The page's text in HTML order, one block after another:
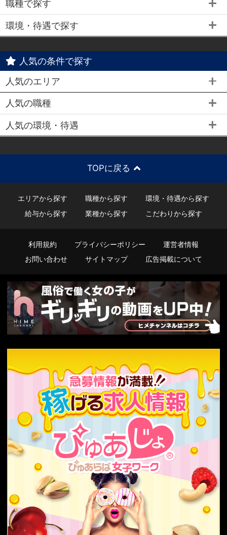
職種で探す
環境・待遇で探す
人気の条件で探す
人気のエリア
人気の職種
人気の環境・待遇
TOPに戻る
エリアから探す 職種から探す
環境・待遇から探す
給与から探す
業種から探す こだわりから探す
利用規約 プライバシーポリシー
運営者情報
お問い合わせ
サイトマップ 広告掲載について